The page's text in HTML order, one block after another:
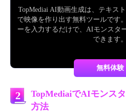
TopMediai AI動画生成は、テキス
で映像を作り出す無料ツールです
ーを入力するだけで、AIモンスタ
できます。
無料体験
2
TopMediaiでAIモンス
方法